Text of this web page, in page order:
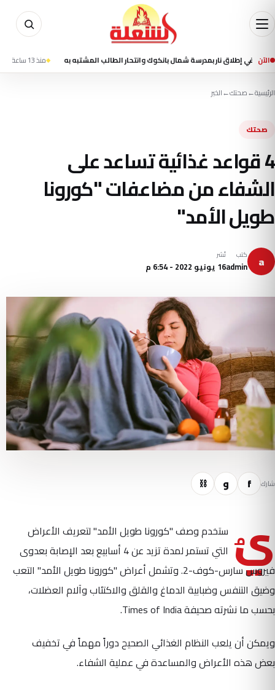
الآن منذ 13 ساعة مقتل شخصين وإصابة 13 في تفجير استهدف
الرئيسية←صحتك←الخبر
صحتك
4 قواعد غذائية تساعد على
الشفاء من مضاعفات "كورونا
طويل الأمد"
a كتب
admin
نُشر
16 يونيو 2022 - 6:54 م
شارك f و ⛓
يُ ستخدم وصف "كورونا طويل الأمد" لتعريف الأعراض
التي تستمر لمدة تزيد عن 4 أسابيع بعد الإصابة بعدوى
فيروس سارس-كوف-2. وتشمل أعراض "كورونا طويل الأمد" التعب
وضيق التنفس وضبابية الدماغ والقلق والاكتئاب وآلام العضلات،
بحسب ما نشرته صحيفة Times of India.
ويمكن أن يلعب النظام الغذائي الصحيح دوراً مهماً في تخفيف
بعض هذه الأعراض والمساعدة في عملية الشفاء.